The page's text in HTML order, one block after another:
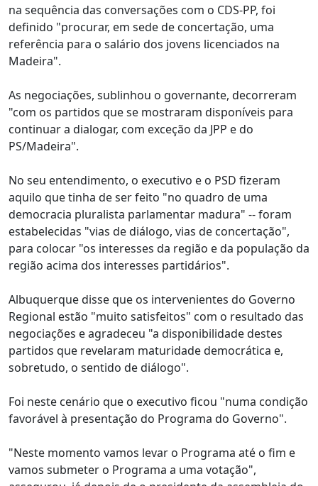
na sequência das conversações com o CDS-PP, foi
definido "procurar, em sede de concertação, uma
referência para o salário dos jovens licenciados na
Madeira".
As negociações, sublinhou o governante, decorreram
"com os partidos que se mostraram disponíveis para
continuar a dialogar, com exceção da JPP e do
PS/Madeira".
No seu entendimento, o executivo e o PSD fizeram
aquilo que tinha de ser feito "no quadro de uma
democracia pluralista parlamentar madura" -- foram
estabelecidas "vias de diálogo, vias de concertação",
para colocar "os interesses da região e da população da
região acima dos interesses partidários".
Albuquerque disse que os intervenientes do Governo
Regional estão "muito satisfeitos" com o resultado das
negociações e agradeceu "a disponibilidade destes
partidos que revelaram maturidade democrática e,
sobretudo, o sentido de diálogo".
Foi neste cenário que o executivo ficou "numa condição
favorável à presentação do Programa do Governo".
"Neste momento vamos levar o Programa até o fim e
vamos submeter o Programa a uma votação",